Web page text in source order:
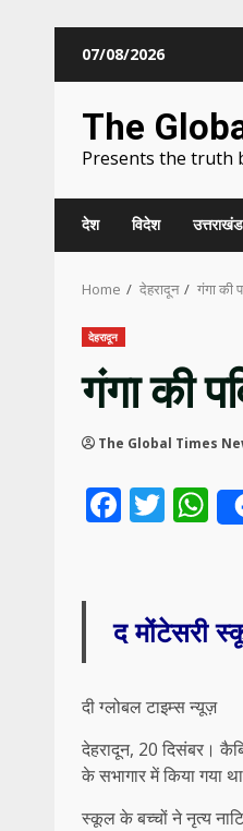
07/08/2026
The
Presents the truth
देश विदेश उत्तराखंड
Home देहरादून गंगा की
देहरादून
गंगा की
The Global Times
द मोंटेसरी
दी ग्लोबल टाइम्स न्यूज़
देहरादून, 20 दिसंबर।
के सभागार में किया गया
स्कूल के बच्चों ने नृत्य